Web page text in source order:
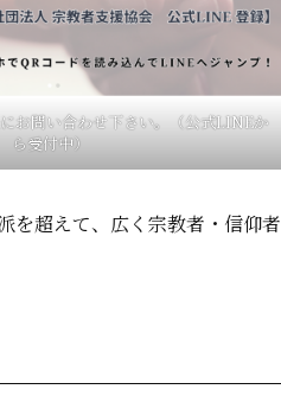
お問い合わせ下さい。（公式LINEか
ら受付中）
を超えて、広く宗教者・信仰者